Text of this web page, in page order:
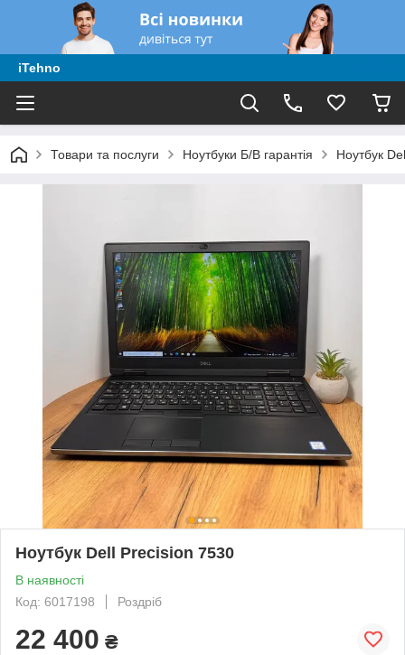
iTehno
Товари та послуги Ноутбуки Б/В гарантія Ноутбук
Ноутбук Dell Precision 7530
В наявності
Код: 6017198
Роздріб
22 400 ₴